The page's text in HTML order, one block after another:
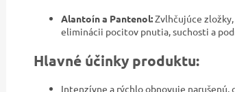
Alantoín a Pantenol:Zvlhčujúce
eliminácii pocitov pnutia, suchosti a
Hlavné účinky produktu:
Intenzívne a rýchlo obnovuje narušenú,